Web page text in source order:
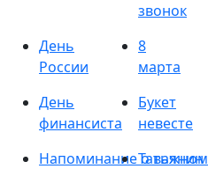
звонок
День
России
8
марта
День
финансиста
Букет
невесте
Напоминание о важном
Татьянин